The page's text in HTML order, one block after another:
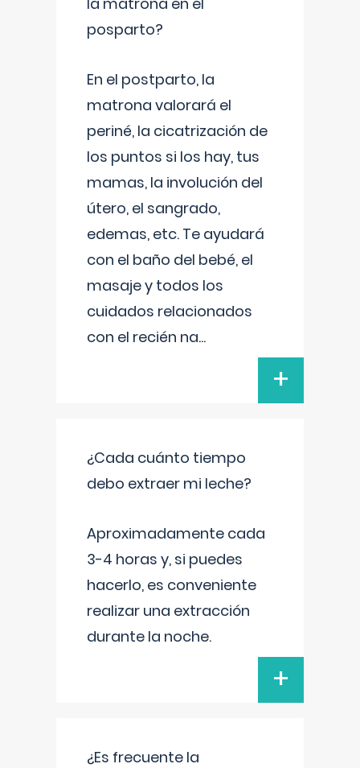
posparto?
En el postparto, la
matrona valorará el
periné, la cicatrización de
los puntos si los hay, tus
mamas, la involución del
útero, el sangrado,
edemas, etc. Te ayudará
con el baño del bebé, el
masaje y todos los
cuidados relacionados
con el recién na...
+
¿Cada cuánto tiempo
debo extraer mi leche?
Aproximadamente cada
3-4 horas y, si puedes
hacerlo, es conveniente
realizar una extracción
durante la noche.
+
¿Es frecuente la